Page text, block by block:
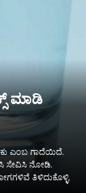
ಮಾಡಿ
ಎಂಬ ಗಾದೆಯಿದೆ.
ಸೇವಿಸಿ ನೋಡಿ.
ತಿಳಿದುಕೊಳ್ಳಿ.